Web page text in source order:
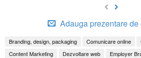
Adauga prezentare
Branding, design, packaging Comunicare online
Content Marketing
Dezvoltare web Employer